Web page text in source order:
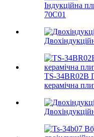
Індукційна
70C01
TS-34BR02B
керамічна